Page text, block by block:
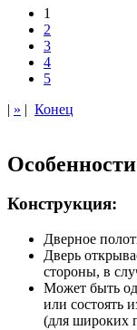
1
2
3
4
5
| » | Конец
Конструкция:
Дверное
Дверь
стороны, в
Может быть
или состоять
(для широких